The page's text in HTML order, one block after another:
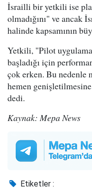
İsrailli bir yetkili ise
olmadığını" ve ancak
halinde kapsamının
Yetkili, "Pilot
başladığı için
çok erken. Bu nedenle
hemen
dedi.
Kaynak: Mepa News
Etiketler :